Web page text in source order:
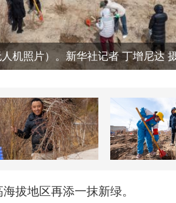
机照片）。新华社记者 丁增尼达
拔地区再添一抹新绿。